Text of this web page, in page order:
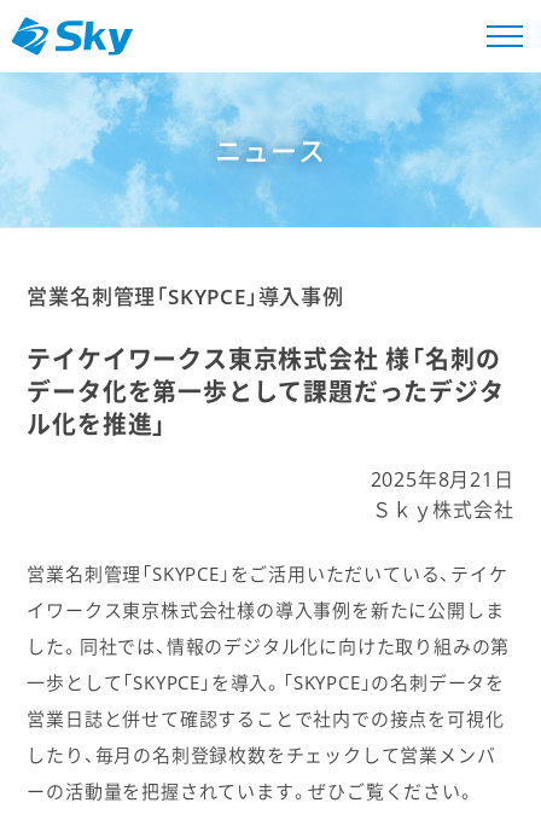
ニュース
営業名刺管理「SKYPCE」導入事例
テイケイワークス東京株式会社 様「名刺の
データ化を第一歩として課題だったデジタ
ル化を推進」
2025年8月21日
Ｓｋｙ株式会社
営業名刺管理「SKYPCE」をご活用いただいている、テイケ
イワークス東京株式会社様の導入事例を新たに公開しま
した。同社では、情報のデジタル化に向けた取り組みの第
一歩として「SKYPCE」を導入。「SKYPCE」の名刺データを
営業日誌と併せて確認することで社内での接点を可視化
したり、毎月の名刺登録枚数をチェックして営業メンバ
ーの活動量を把握されています。ぜひご覧ください。